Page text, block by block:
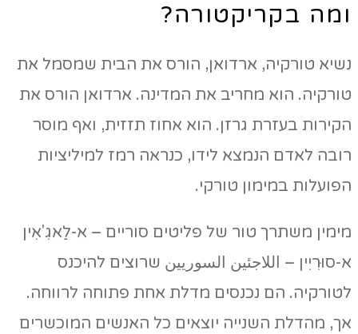
ומה בקריקטורה?
נשיא טורקיה, ארדואן, הורס את הבית שמסמל את
טורקיה. הוא מחריב את המדינה. ארדואן הורס את
הקירות בעזרת גרזן. הוא אחוז תזזית, ואף מוסר
רובה לאדם הנמצא לידו, כנראה רמז למיליציות
הפועלות במימון טורקי.
מימין משתרך טור של פליטים סוריים – א-לַאגִ'אִין
א-סוּרִיִין – اللاجئين السوريين שרוצים להיכנס
לטורקיה. הם נכנסים מדלת אחת פתוחה לרווחה.
אך, מהדלת השנייה יוצאים כל האנשים המוכשרים